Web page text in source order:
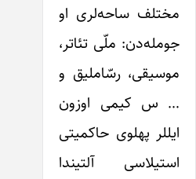
مختلف ساحه‌لری او
جومله‌دن: ملّی تئاتر،
موسیقی، رسّاملیق و
… س کیمی اوزون
ایللر پهلوی حاکمیتی
استیلاسی آلتیندا